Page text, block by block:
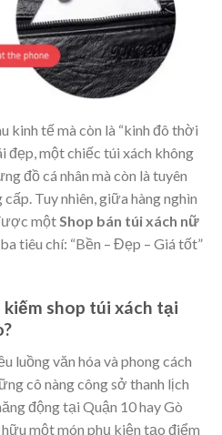
kinh tế mà còn là “kinh đô thời
đẹp, một chiếc túi xách không
đồ cá nhân mà còn là tuyên
Tuy nhiên, giữa hàng nghìn
mộtShop bán túi xách nữ
tiêu chí: “Bền – Đẹp – Giá tốt”
kiếm shop túi xách tại
luồng văn hóa và phong cách
cô nàng công sở thanh lịch
động tại Quận 10 hay Gò
một món phụ kiện tạo điểm